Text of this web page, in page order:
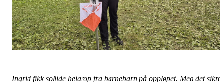
Ingrid fikk sollide heiarop fra barnebarn på oppløpet. Med det